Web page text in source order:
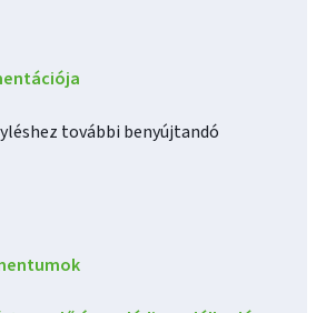
további benyújtandó